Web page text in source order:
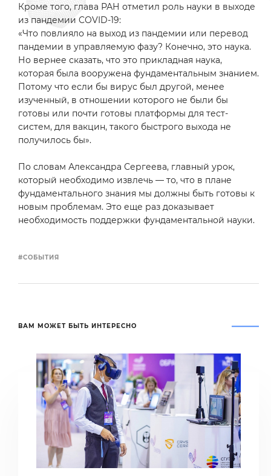
Кроме того, глава РАН отметил роль науки в выходе
из пандемии COVID-19:
«Что повлияло на выход из пандемии или перевод
пандемии в управляемую фазу? Конечно, это наука.
Но вернее сказать, что это прикладная наука,
которая была вооружена фундаментальным знанием.
Потому что если бы вирус был другой, менее
изученный, в отношении которого не были бы
готовы или почти готовы платформы для тест-
систем, для вакцин, такого быстрого выхода не
получилось бы».
По словам Александра Сергеева, главный урок,
который необходимо извлечь — то, что в плане
фундаментального знания мы должны быть готовы к
новым проблемам. Это еще раз доказывает
необходимость поддержки фундаментальной науки.
#СОБЫТИЯ
ВАМ МОЖЕТ БЫТЬ ИНТЕРЕСНО